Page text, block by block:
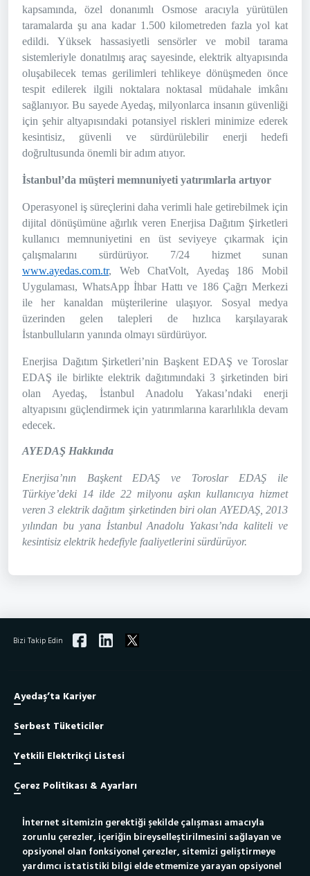
kapsamında, özel donanımlı Osmose aracıyla yürütülen
taramalarda şu ana kadar 1.500 kilometreden fazla yol kat
edildi. Yüksek hassasiyetli sensörler ve mobil tarama
sistemleriyle donatılmış araç sayesinde, elektrik altyapısında
oluşabilecek temas gerilimleri tehlikeye dönüşmeden önce
tespit edilerek ilgili noktalara noktasal müdahale imkânı
sağlanıyor. Bu sayede Ayedaş, milyonlarca insanın güvenliği
için şehir altyapısındaki potansiyel riskleri minimize ederek
kesintisiz, güvenli ve sürdürülebilir enerji hedefi
doğrultusunda önemli bir adım atıyor.
İstanbul’da müşteri memnuniyeti yatırımlarla artıyor
Operasyonel iş süreçlerini daha verimli hale getirebilmek için
dijital dönüşümüne ağırlık veren Enerjisa Dağıtım Şirketleri
kullanıcı memnuniyetini en üst seviyeye çıkarmak için
çalışmalarını sürdürüyor. 7/24 hizmet sunan
www.ayedas.com.tr, Web ChatVolt, Ayedaş 186 Mobil
Uygulaması, WhatsApp İhbar Hattı ve 186 Çağrı Merkezi
ile her kanaldan müşterilerine ulaşıyor. Sosyal medya
üzerinden gelen talepleri de hızlıca karşılayarak
İstanbulluların yanında olmayı sürdürüyor.
Enerjisa Dağıtım Şirketleri’nin Başkent EDAŞ ve Toroslar
EDAŞ ile birlikte elektrik dağıtımındaki 3 şirketinden biri
olan Ayedaş, İstanbul Anadolu Yakası’ndaki enerji
altyapısını güçlendirmek için yatırımlarına kararlılıkla devam
edecek.
AYEDAŞ Hakkında
Enerjisa’nın Başkent EDAŞ ve Toroslar EDAŞ ile
Türkiye’deki 14 ilde 22 milyonu aşkın kullanıcıya hizmet
veren 3 elektrik dağıtım şirketinden biri olan AYEDAŞ, 2013
yılından bu yana İstanbul Anadolu Yakası’ndakaliteli ve
kesintisiz elektrik hedefiyle faaliyetlerini sürdürüyor.
Bizi Takip Edin
Ayedaş’ta Kariyer
Serbest Tüketiciler
Yetkili Elektrikçi Listesi
Çerez Politikası & Ayarları
Site Haritası
Bilgi Toplumu Hizmeti
İnternet sitemizin gerektiği şekilde çalışması amacıyla
zorunlu çerezler, içeriğin bireyselleştirilmesini sağlayan ve
opsiyonel olan fonksiyonel çerezler, sitemizi geliştirmeye
yardımcı istatistiki bilgi elde etmemize yarayan opsiyonel